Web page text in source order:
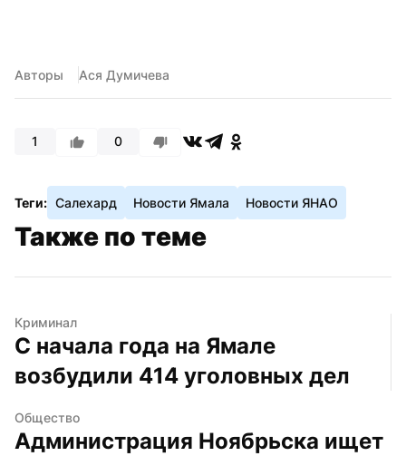
Авторы Ася Думичева
1 0
Теги: Салехард Новости Ямала Новости ЯНАО
Также по теме
Криминал
С начала года на Ямале
возбудили 414 уголовных дел
Общество
Администрация Ноябрьска ищет